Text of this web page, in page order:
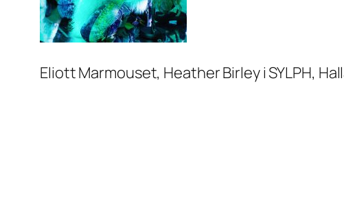
Eliott Marmouset, Heather Birley i SYLPH,